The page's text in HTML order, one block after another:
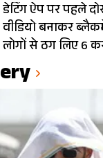
डेटिंग ऐप पर पहले
वीडियो बनाकर
लोगों से ठग लिए 6